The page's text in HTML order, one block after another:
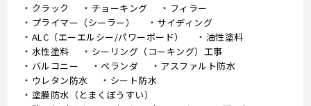
クラック チョーキング
フィラー
プライマー（シーラー）
サイディング
ALC（エーエルシー/パワーボード）
油性塗料
水性塗料
シーリング（コーキング）工事
バルコニー
ベランダ
アスファルト防水
ウレタン防水
シート防水
塗膜防水（とまくぼうすい）